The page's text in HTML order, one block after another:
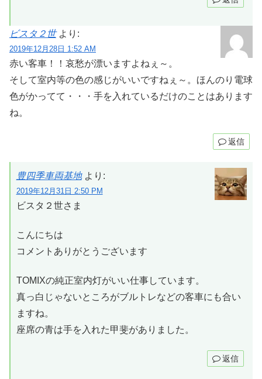
ビスタ２世 より:
2019年12月28日 1:52 AM
赤い客車！！哀愁が漂いますよねぇ～。
そして室内等の色の感じがいいですねぇ～。ほんのり電球
色がかってて・・・手を入れているだけのことはあります
ね。
返信
豊四季車両基地 より:
2019年12月31日 2:50 PM
ビスタ２世さま
こんにちは
コメントありがとうございます
TOMIXの純正室内灯がいい仕事しています。
真っ白じゃないところがブルトレなどの客車にも合い
ますね。
座席の青は手を入れた甲斐がありました。
返信